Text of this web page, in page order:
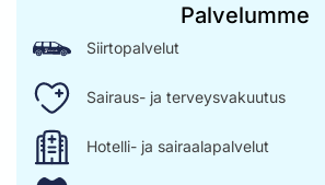
Palvelumme
Siirtopalvelut
Sairaus- ja terveysvakuutus
Hotelli- ja sairaalapalvelut